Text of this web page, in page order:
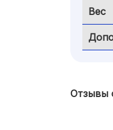
Вес
Отзывы